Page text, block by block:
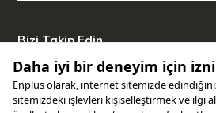
Bizi Takip Edin